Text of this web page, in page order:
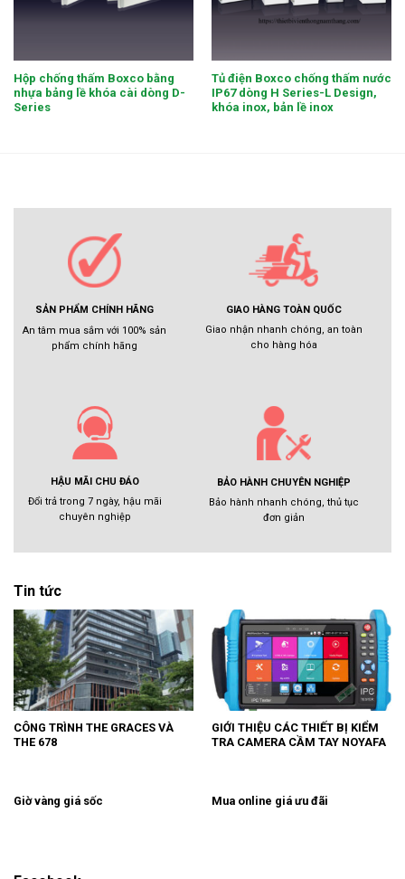
Hộp chống thấm Boxco bằng
nhựa bảng lề khóa cài dòng D-
Series
Tủ điện Boxco chống thấm nước
IP67 dòng H Series-L Design,
khóa inox, bản lề inox
SẢN PHẨM CHÍNH HÃNG
An tâm mua sắm với 100% sản
phẩm chính hãng
GIAO HÀNG TOÀN QUỐC
Giao nhận nhanh chóng, an toàn
cho hàng hóa
HẬU MÃI CHU ĐÁO
Đổi trả trong 7 ngày, hậu mãi
chuyên nghiệp
BẢO HÀNH CHUYÊN NGHIỆP
Bảo hành nhanh chóng, thủ tục
đơn giản
Tin tức
CÔNG TRÌNH THE GRACES VÀ
THE 678
GIỚI THIỆU CÁC THIẾT BỊ KIỂM
TRA CAMERA CẦM TAY NOYAFA
Giờ vàng giá sốc Mua online giá ưu đãi